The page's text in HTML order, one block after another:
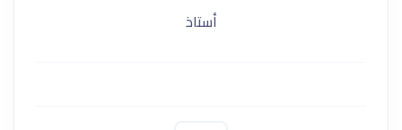
أستاذ